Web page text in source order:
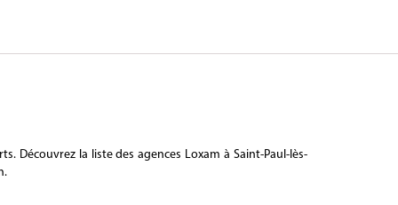
Découvrez la liste des agences Loxam à Saint-Paul-lès-